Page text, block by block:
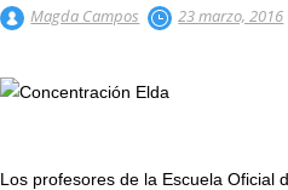
Magda Campos 23 marzo, 2016
Los profesores de la Escuela Oficial